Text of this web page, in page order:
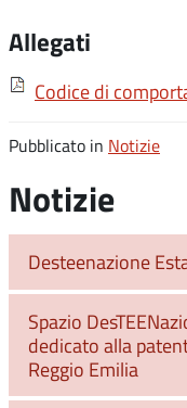
Allegati
Codice di
Pubblicato in Notizie
Notizie
Desteenazione
Spazio
dedicato alla
Reggio Emilia